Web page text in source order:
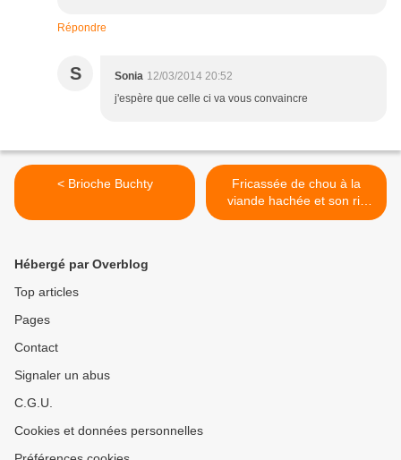
Répondre
S Sonia 12/03/2014 20:52
j'espère que celle ci va vous convaincre
< Brioche Buchty
Fricassée de chou à la
viande hachée et son riz
WW >
Hébergé par Overblog
Top articles
Pages
Contact
Signaler un abus
C.G.U.
Cookies et données personnelles